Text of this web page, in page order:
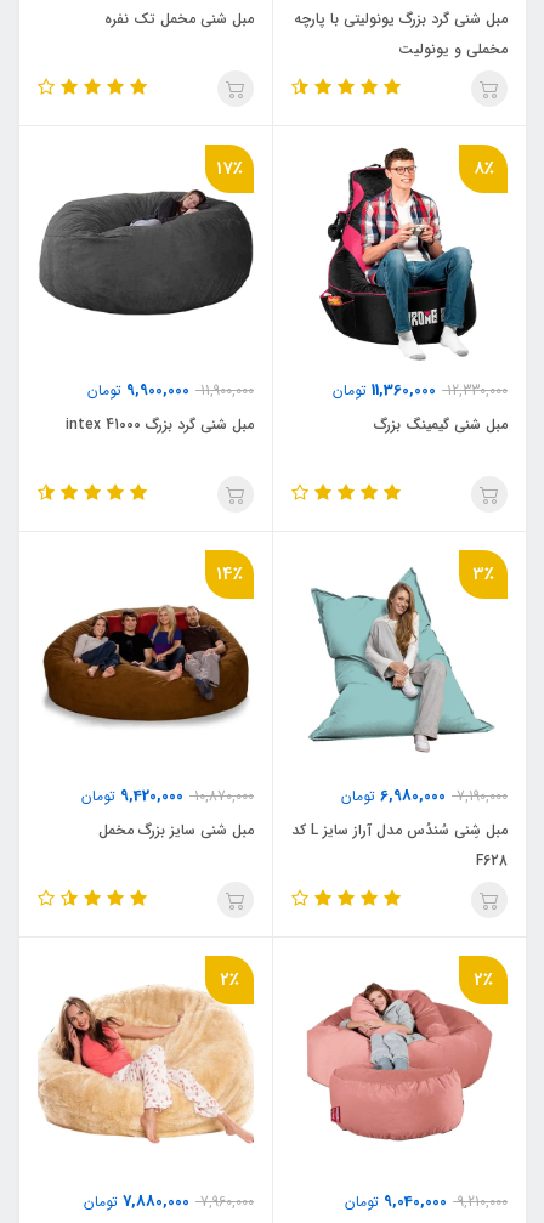
مبل شنی گرد بزرگ یونولیتی با پارچه
مخملی و یونولیت
مبل شنی مخمل تک نفره
8٪
12,330,000
11,360,000 تومان
مبل شنی گیمینگ بزرگ
17٪
11,900,000
9,900,000 تومان
مبل شنی گرد بزرگ intex 41000
3٪
7,190,000
6,980,000 تومان
مبل شِنی سُندُس مدل آراز سایز L کد
F628
14٪
10,870,000
9,420,000 تومان
مبل شنی سایز بزرگ مخمل
2٪
9,210,000
9,040,000 تومان
2٪
7,960,000
7,880,000 تومان